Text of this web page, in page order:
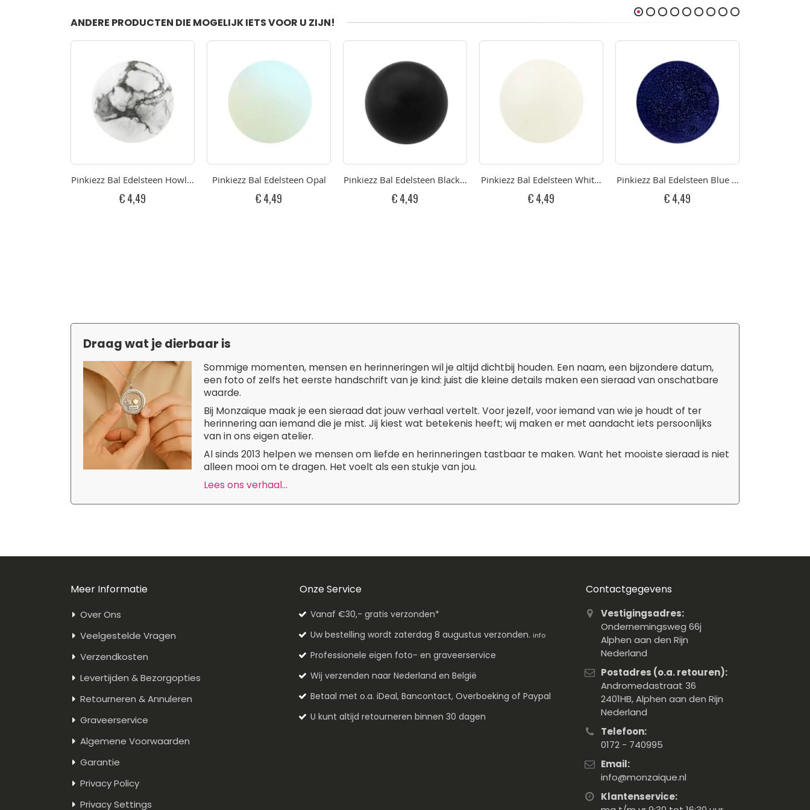
ANDERE PRODUCTEN DIE MOGELIJK IETS VOOR U ZIJN!
Pinkiezz Bal Edelsteen Howlite
€ 4,49
Pinkiezz Bal Edelsteen Opal
€ 4,49
Pinkiezz Bal Edelsteen Black Agate
€ 4,49
Pinkiezz Bal Edelsteen White Jade
€ 4,49
Pinkiezz Bal Edelsteen Blue Sand
€ 4,49
Draag wat je dierbaar is
Sommige momenten, mensen en herinneringen wil je altijd dichtbij houden. Een naam, een bijzondere datum,
een foto of zelfs het eerste handschrift van je kind: juist die kleine details maken een sieraad van onschatbare
waarde.
Bij Monzaique maak je een sieraad dat jouw verhaal vertelt. Voor jezelf, voor iemand van wie je houdt of ter
herinnering aan iemand die je mist. Jij kiest wat betekenis heeft; wij maken er met aandacht iets persoonlijks
van in ons eigen atelier.
Al sinds 2013 helpen we mensen om liefde en herinneringen tastbaar te maken. Want het mooiste sieraad is niet
alleen mooi om te dragen. Het voelt als een stukje van jou.
Lees ons verhaal...
Meer Informatie
Over Ons
Veelgestelde Vragen
Verzendkosten
Levertijden & Bezorgopties
Retourneren & Annuleren
Graveerservice
Algemene Voorwaarden
Garantie
Privacy Policy
Privacy Settings
Onze Service
Vanaf €30,- gratis verzonden*
Uw bestelling wordt zaterdag 8 augustus verzonden. info
Professionele eigen foto- en graveerservice
Wij verzenden naar Nederland en België
Betaal met o.a. iDeal, Bancontact, Overboeking of Paypal
U kunt altijd retourneren binnen 30 dagen
Contactgegevens
Vestigingsadres:
Ondernemingsweg 66j
Alphen aan den Rijn
Nederland
Postadres (o.a. retouren):
Andromedastraat 36
2401HB, Alphen aan den Rijn
Nederland
Telefoon:
0172 - 740995
Email:
info@monzaique.nl
Klantenservice: